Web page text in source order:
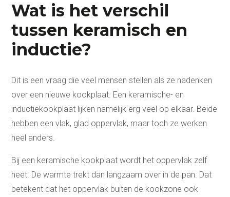
Wat is het verschil
tussen keramisch en
inductie?
Dit is een vraag die veel mensen stellen als ze nadenken
over een nieuwe kookplaat. Een keramische- en
inductiekookplaat lijken namelijk erg veel op elkaar. Beide
hebben een vlak, glad oppervlak, maar toch ze werken
heel anders.
Bij een keramische kookplaat wordt het oppervlak zelf
heet. De warmte trekt dan langzaam over in de pan. Dat
betekent dat het oppervlak buiten de kookzone ook